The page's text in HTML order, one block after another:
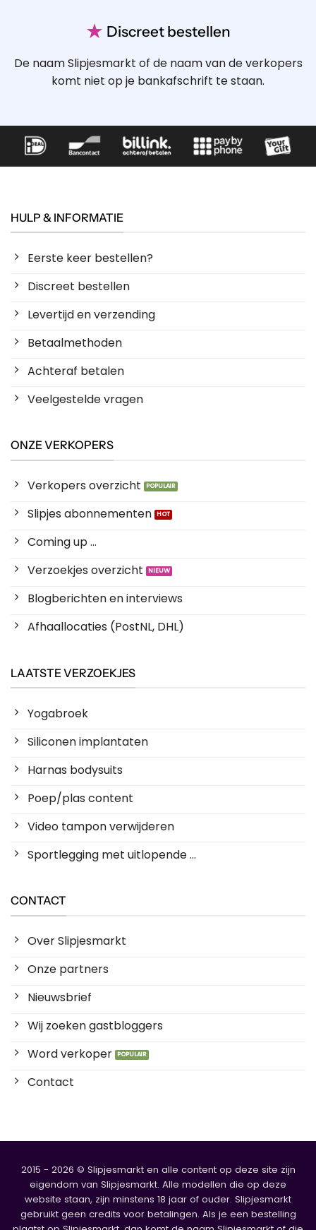
★ Discreet bestellen
De naam Slipjesmarkt of de naam van de verkopers
komt niet op je bankafschrift te staan.
HULP & INFORMATIE
Eerste keer bestellen?
Discreet bestellen
Levertijd en verzending
Betaalmethoden
Achteraf betalen
Veelgestelde vragen
ONZE VERKOPERS
Verkopers overzicht
Slipjes abonnementen
Coming up ...
Verzoekjes overzicht
Blogberichten en interviews
Afhaallocaties (PostNL, DHL)
LAATSTE VERZOEKJES
Yogabroek
Siliconen implantaten
Harnas bodysuits
Poep/plas content
Video tampon verwijderen
Sportlegging met uitlopende ...
CONTACT
Over Slipjesmarkt
Onze partners
Nieuwsbrief
Wij zoeken gastbloggers
Word verkoper
Contact
2015 - 2026 © Slipjesmarkt en alle content op deze site zijn
eigendom van Slipjesmarkt. Alle modellen die op deze
website staan, zijn minstens 18 jaar of ouder. Slipjesmarkt
gebruikt geen credits voor betalingen. Als je een bestelling